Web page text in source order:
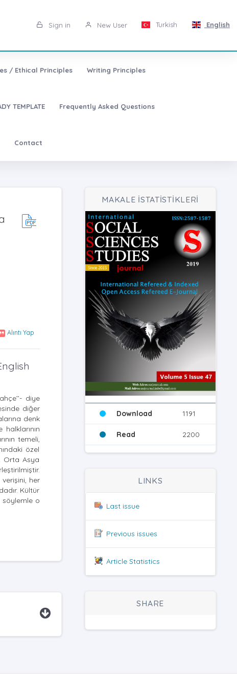
Sign in New User Turkish English
/ Ethical Principles Writing Principles
TEMPLATE Frequently Asked Questions
Contact
Alıntı Yap
diye
diğer
denk
temeli,
özel
Orta Asya
her
Kültür
söylemle o
MAKALE İSTATİSTİKLERİ
Download 1191
Read 2200
LINKS
Last issue
Previous issues
Article Statistics
SHARE